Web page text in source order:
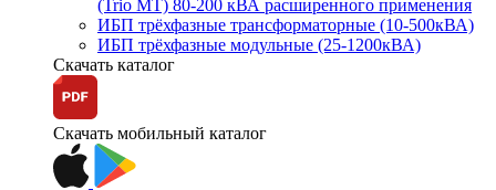
(Trio MT) 80-200 кВА расширенного применения
ИБП трёхфазные трансформаторные (10-500кВА)
ИБП трёхфазные модульные (25-1200кВА)
Скачать каталог
Скачать мобильный каталог